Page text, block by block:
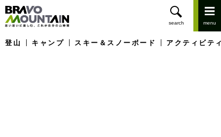
登山 キャンプ スキー＆スノーボード アクティビテ